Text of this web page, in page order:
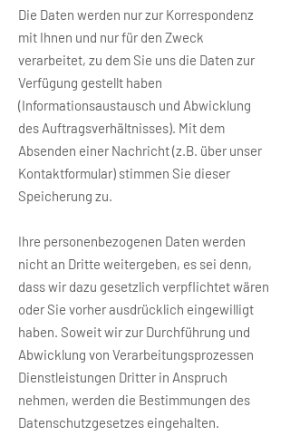
Die Daten werden nur zur Korrespondenz
mit Ihnen und nur für den Zweck
verarbeitet, zu dem Sie uns die Daten zur
Verfügung gestellt haben
(Informationsaustausch und Abwicklung
des Auftragsverhältnisses). Mit dem
Absenden einer Nachricht (z.B. über unser
Kontaktformular) stimmen Sie dieser
Speicherung zu.
Ihre personenbezogenen Daten werden
nicht an Dritte weitergeben, es sei denn,
dass wir dazu gesetzlich verpflichtet wären
oder Sie vorher ausdrücklich eingewilligt
haben. Soweit wir zur Durchführung und
Abwicklung von Verarbeitungsprozessen
Dienstleistungen Dritter in Anspruch
nehmen, werden die Bestimmungen des
Datenschutzgesetzes eingehalten.